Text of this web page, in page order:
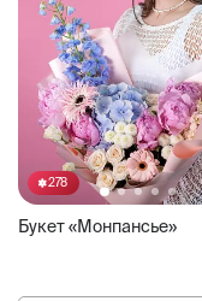
278
Букет «Монпансье»